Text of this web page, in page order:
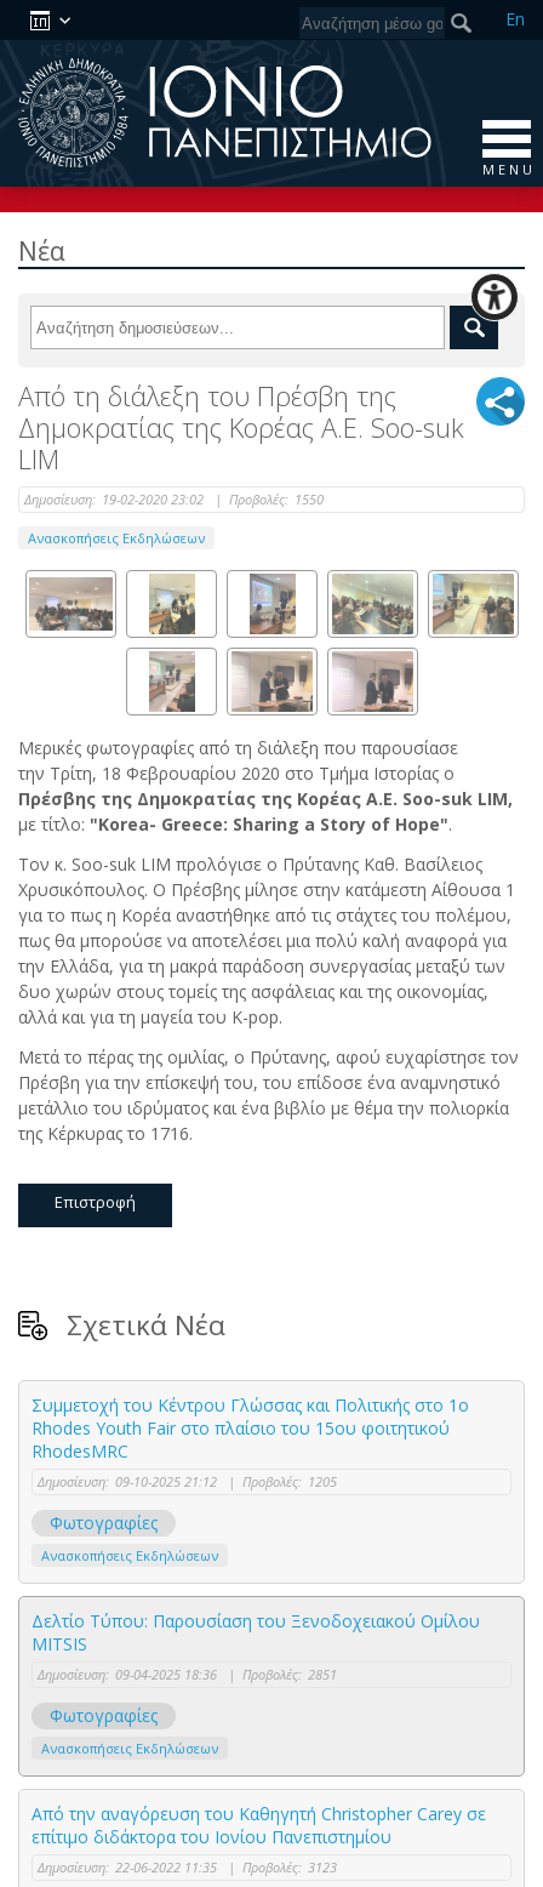
En
M E N U
Νέα
Από τη διάλεξη του Πρέσβη της
Δημοκρατίας της Κορέας Α.Ε. Soo-suk
LIM
Δημοσίευση: 19-02-2020 23:02 | Προβολές: 1550
Ανασκοπήσεις Εκδηλώσεων
Μερικές φωτογραφίες από τη διάλεξη που παρουσίασε
την Τρίτη, 18 Φεβρουαρίου 2020 στο Τμήμα Ιστορίας ο
Πρέσβης της Δημοκρατίας της Κορέας Α.Ε. Soo-suk LIM,
με τίτλο: "Korea- Greece: Sharing a Story of Hope".
Τον κ. Soo-suk LIM προλόγισε ο Πρύτανης Καθ. Βασίλειος
Χρυσικόπουλος. Ο Πρέσβης μίλησε στην κατάμεστη Αίθουσα 1
για το πως η Κορέα αναστήθηκε από τις στάχτες του πολέμου,
πως θα μπορούσε να αποτελέσει μια πολύ καλή αναφορά για
την Ελλάδα, για τη μακρά παράδοση συνεργασίας μεταξύ των
δυο χωρών στους τομείς της ασφάλειας και της οικονομίας,
αλλά και για τη μαγεία του K-pop.
Μετά το πέρας της ομιλίας, ο Πρύτανης, αφού ευχαρίστησε τον
Πρέσβη για την επίσκεψή του, του επίδοσε ένα αναμνηστικό
μετάλλιο του ιδρύματος και ένα βιβλίο με θέμα την πολιορκία
της Κέρκυρας το 1716.
Επιστροφή
Σχετικά Νέα
Συμμετοχή του Κέντρου Γλώσσας και Πολιτικής στο 1ο
Rhodes Youth Fair στο πλαίσιο του 15ου φοιτητικού
RhodesMRC
Δημοσίευση: 09-10-2025 21:12 | Προβολές: 1205
Φωτογραφίες
Ανασκοπήσεις Εκδηλώσεων
Δελτίο Τύπου: Παρουσίαση του Ξενοδοχειακού Ομίλου
MITSIS
Δημοσίευση: 09-04-2025 18:36 | Προβολές: 2851
Φωτογραφίες
Ανασκοπήσεις Εκδηλώσεων
Από την αναγόρευση του Καθηγητή Christopher Carey σε
επίτιμο διδάκτορα του Ιονίου Πανεπιστημίου
Δημοσίευση: 22-06-2022 11:35 | Προβολές: 3123